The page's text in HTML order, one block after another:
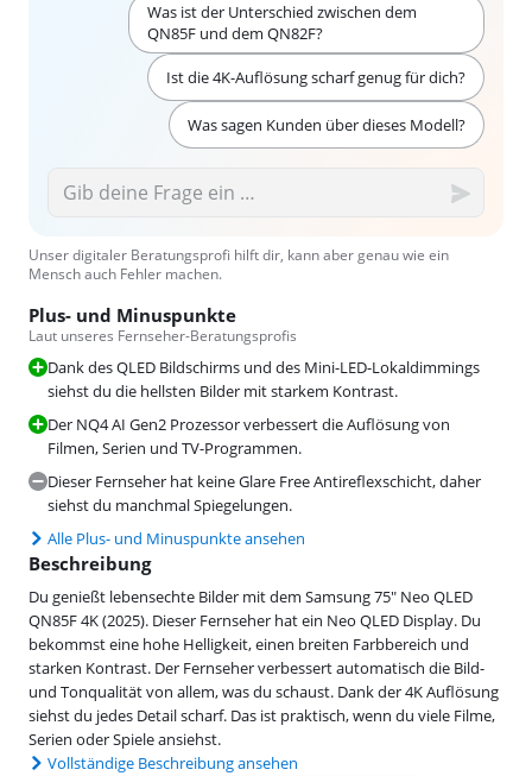
Was ist der Unterschied zwischen dem
QN85F und dem QN82F?
Ist die 4K-Auflösung scharf genug für dich?
Was sagen Kunden über dieses Modell?
Unser digitaler Beratungsprofi hilft dir, kann aber genau wie ein
Mensch auch Fehler machen.
Plus- und Minuspunkte
Laut unseres Fernseher-Beratungsprofis
Dank des QLED Bildschirms und des Mini-LED-Lokaldimmings
siehst du die hellsten Bilder mit starkem Kontrast.
Der NQ4 AI Gen2 Prozessor verbessert die Auflösung von
Filmen, Serien und TV-Programmen.
Dieser Fernseher hat keine Glare Free Antireflexschicht, daher
siehst du manchmal Spiegelungen.
Alle Plus- und Minuspunkte ansehen
Beschreibung
Du genießt lebensechte Bilder mit dem Samsung 75" Neo QLED
QN85F 4K (2025). Dieser Fernseher hat ein Neo QLED Display. Du
bekommst eine hohe Helligkeit, einen breiten Farbbereich und
starken Kontrast. Der Fernseher verbessert automatisch die Bild-
und Tonqualität von allem, was du schaust. Dank der 4K Auflösung
siehst du jedes Detail scharf. Das ist praktisch, wenn du viele Filme,
Serien oder Spiele ansiehst.
Vollständige Beschreibung ansehen